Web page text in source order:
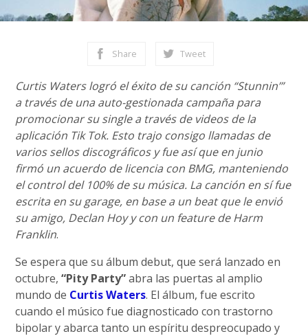
Share Tweet
Curtis Waters logró el éxito de su canción “Stunnin’”
a través de una auto-gestionada campaña para
promocionar su single a través de videos de la
aplicación Tik Tok. Esto trajo consigo llamadas de
varios sellos discográficos y fue así que en junio
firmó un acuerdo de licencia con BMG, manteniendo
el control del 100% de su música. La canción en sí fue
escrita en su garage, en base a un beat que le envió
su amigo, Declan Hoy y con un feature de Harm
Franklin.
Se espera que su álbum debut, que será lanzado en
octubre,“Pity Party”abra las puertas al amplio
mundo de Curtis Waters. El álbum, fue escrito
cuando el músico fue diagnosticado con trastorno
bipolar y abarca tanto un espíritu despreocupado y